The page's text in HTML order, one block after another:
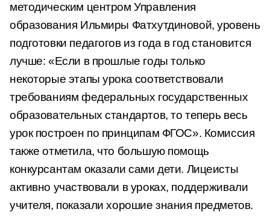
методическим центром Управления
образования Ильмиры Фатхутдиновой, уровень
подготовки педагогов из года в год становится
лучше: «Если в прошлые годы только
некоторые этапы урока соответствовали
требованиям федеральных государственных
образовательных стандартов, то теперь весь
урок построен по принципам ФГОС». Комиссия
также отметила, что большую помощь
конкурсантам оказали сами дети. Лицеисты
активно участвовали в уроках, поддерживали
учителя, показали хорошие знания предметов.